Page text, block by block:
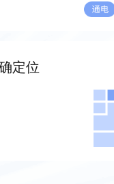
定位